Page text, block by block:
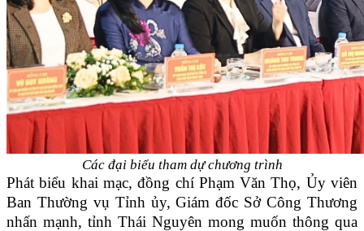
Các đại biểu tham dự chương trình
Phát biểu khai mạc, đồng chí Phạm Văn Thọ, Ủy viên
Ban Thường vụ Tỉnh ủy, Giám đốc Sở Công Thương
nhấn mạnh, tỉnh Thái Nguyên mong muốn thông qua